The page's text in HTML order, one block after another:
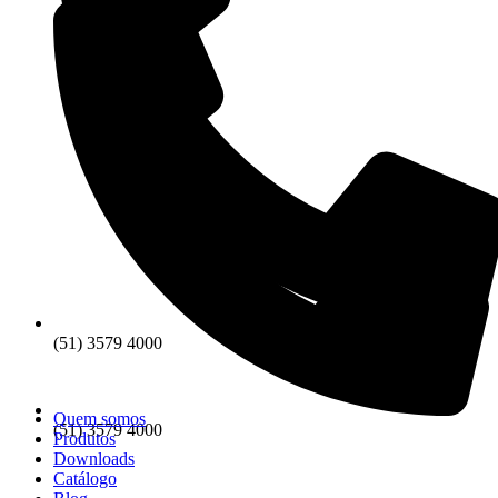
(51) 3579 4000
(51) 3579 4000
Quem somos
Produtos
Downloads
Catálogo